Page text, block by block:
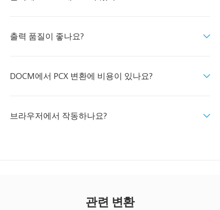
출력 품질이 좋나요?
DOCM에서 PCX 변환에 비용이 있나요?
브라우저에서 작동하나요?
관련 변환